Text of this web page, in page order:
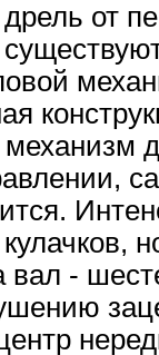
от
вал -